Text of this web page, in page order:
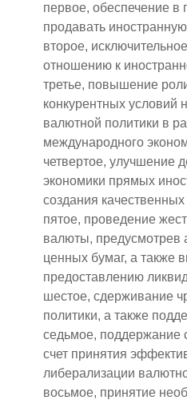
первое, обеспечение в
продавать
второе,
отношению к
третье, повышение
конкурентных
валютной политики в
международного
четвертое, улучшение
экономики прямых
создания
пятое, проведение
валюты, предусмотрев
ценных бумаг, а также
предоставлению
шестое, сдерживание
политики, а также
седьмое, поддержание
счет принятия
либерализации
восьмое, принятие